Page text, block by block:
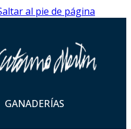
al pie de página
GANADERÍAS